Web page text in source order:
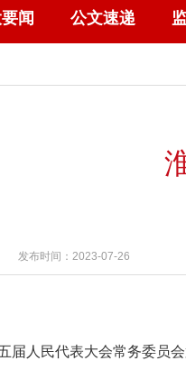
闻 公文速递
发布时间：2023-07-26
五届人民代表大会常务委